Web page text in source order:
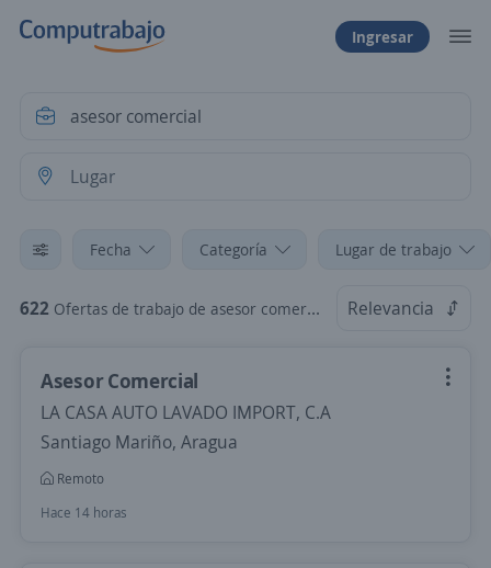
Ingresar
Fecha Categoría Lugar de trabajo
622 Ofertas de trabajo de asesor comercial Relevancia
Asesor Comercial
LA CASA AUTO LAVADO IMPORT, C.A
Santiago Mariño, Aragua
Remoto
Hace 14 horas